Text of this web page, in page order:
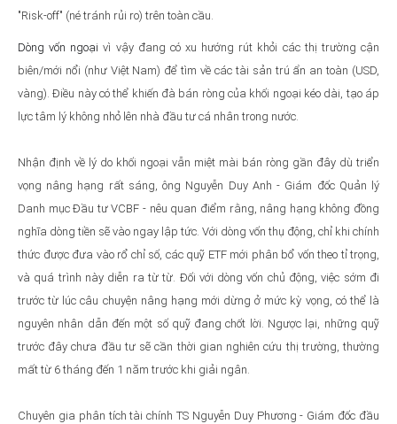
"Risk-off" (né tránh rủi ro) trên toàn cầu.
Dòng vốn ngoại vì vậy đang có xu hướng rút khỏi các thị trường cận
biên/mới nổi (như Việt Nam) để tìm về các tài sản trú ẩn an toàn (USD,
vàng). Điều này có thể khiến đà bán ròng của khối ngoại kéo dài, tạo áp
lực tâm lý không nhỏ lên nhà đầu tư cá nhân trong nước.
Nhận định về lý do khối ngoại vẫn miệt mài bán ròng gần đây dù triển
vọng nâng hạng rất sáng, ông Nguyễn Duy Anh - Giám đốc Quản lý
Danh mục Đầu tư VCBF - nêu quan điểm rằng, nâng hạng không đồng
nghĩa dòng tiền sẽ vào ngay lập tức. Với dòng vốn thụ động, chỉ khi chính
thức được đưa vào rổ chỉ số, các quỹ ETF mới phân bổ vốn theo tỉ trọng,
và quá trình này diễn ra từ từ. Đối với dòng vốn chủ động, việc sớm đi
trước từ lúc câu chuyện nâng hạng mới dừng ở mức kỳ vọng, có thể là
nguyên nhân dẫn đến một số quỹ đang chốt lời. Ngược lại, những quỹ
trước đây chưa đầu tư sẽ cần thời gian nghiên cứu thị trường, thường
mất từ 6 tháng đến 1 năm trước khi giải ngân.
Chuyên gia phân tích tài chính TS Nguyễn Duy Phương - Giám đốc đầu